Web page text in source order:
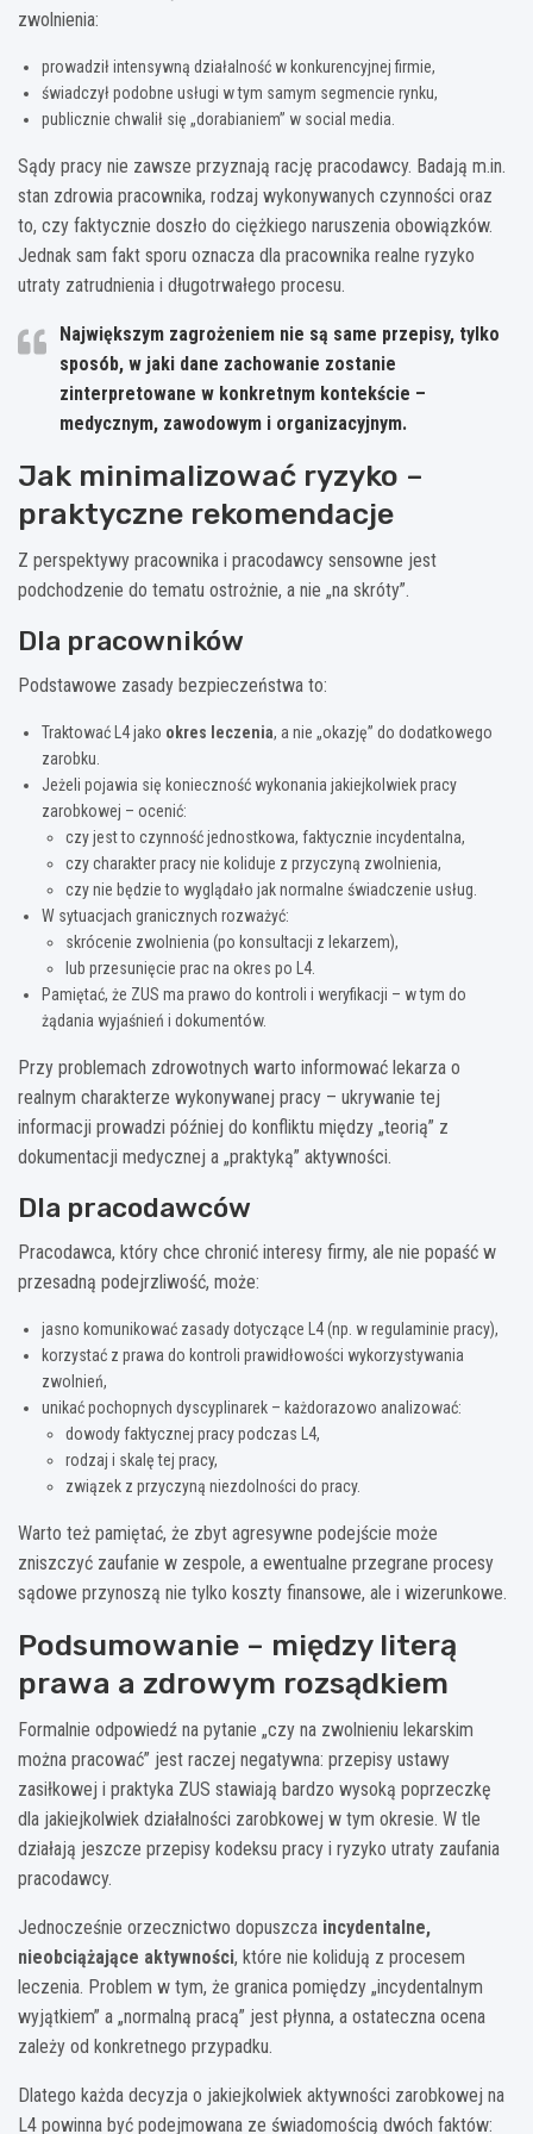
zwolnienia:
prowadził intensywną działalność w konkurencyjnej firmie,
świadczył podobne usługi w tym samym segmencie rynku,
publicznie chwalił się „dorabianiem” w social media.
Sądy pracy nie zawsze przyznają rację pracodawcy. Badają m.in.
stan zdrowia pracownika, rodzaj wykonywanych czynności oraz
to, czy faktycznie doszło do ciężkiego naruszenia obowiązków.
Jednak sam fakt sporu oznacza dla pracownika realne ryzyko
utraty zatrudnienia i długotrwałego procesu.
Największym zagrożeniem nie są same przepisy, tylko
sposób, w jaki dane zachowanie zostanie
zinterpretowane w konkretnym kontekście –
medycznym, zawodowym i organizacyjnym.
Jak minimalizować ryzyko –
praktyczne rekomendacje
Z perspektywy pracownika i pracodawcy sensowne jest
podchodzenie do tematu ostrożnie, a nie „na skróty”.
Dla pracowników
Podstawowe zasady bezpieczeństwa to:
Traktować L4 jako okres leczenia, a nie „okazję” do dodatkowego
zarobku.
Jeżeli pojawia się konieczność wykonania jakiejkolwiek pracy
zarobkowej – ocenić:
czy jest to czynność jednostkowa, faktycznie incydentalna,
czy charakter pracy nie koliduje z przyczyną zwolnienia,
czy nie będzie to wyglądało jak normalne świadczenie usług.
W sytuacjach granicznych rozważyć:
skrócenie zwolnienia (po konsultacji z lekarzem),
lub przesunięcie prac na okres po L4.
Pamiętać, że ZUS ma prawo do kontroli i weryfikacji – w tym do
żądania wyjaśnień i dokumentów.
Przy problemach zdrowotnych warto informować lekarza o
realnym charakterze wykonywanej pracy – ukrywanie tej
informacji prowadzi później do konfliktu między „teorią” z
dokumentacji medycznej a „praktyką” aktywności.
Dla pracodawców
Pracodawca, który chce chronić interesy firmy, ale nie popaść w
przesadną podejrzliwość, może:
jasno komunikować zasady dotyczące L4 (np. w regulaminie pracy),
korzystać z prawa do kontroli prawidłowości wykorzystywania
zwolnień,
unikać pochopnych dyscyplinarek – każdorazowo analizować:
dowody faktycznej pracy podczas L4,
rodzaj i skalę tej pracy,
związek z przyczyną niezdolności do pracy.
Warto też pamiętać, że zbyt agresywne podejście może
zniszczyć zaufanie w zespole, a ewentualne przegrane procesy
sądowe przynoszą nie tylko koszty finansowe, ale i wizerunkowe.
Podsumowanie – między literą
prawa a zdrowym rozsądkiem
Formalnie odpowiedź na pytanie „czy na zwolnieniu lekarskim
można pracować” jest raczej negatywna: przepisy ustawy
zasiłkowej i praktyka ZUS stawiają bardzo wysoką poprzeczkę
dla jakiejkolwiek działalności zarobkowej w tym okresie. W tle
działają jeszcze przepisy kodeksu pracy i ryzyko utraty zaufania
pracodawcy.
Jednocześnie orzecznictwo dopuszcza incydentalne,
nieobciążające aktywności, które nie kolidują z procesem
leczenia. Problem w tym, że granica pomiędzy „incydentalnym
wyjątkiem” a „normalną pracą” jest płynna, a ostateczna ocena
zależy od konkretnego przypadku.
Dlatego każda decyzja o jakiejkolwiek aktywności zarobkowej na
L4 powinna być podejmowana ze świadomością dwóch faktów: